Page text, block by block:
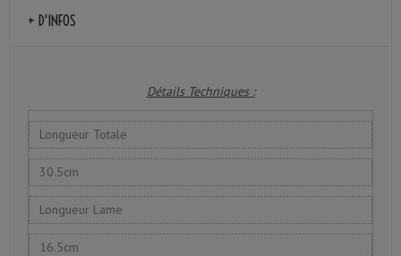
+ D'INFOS
Détails Techniques :
Longueur Totale
30.5cm
Longueur Lame
16.5cm